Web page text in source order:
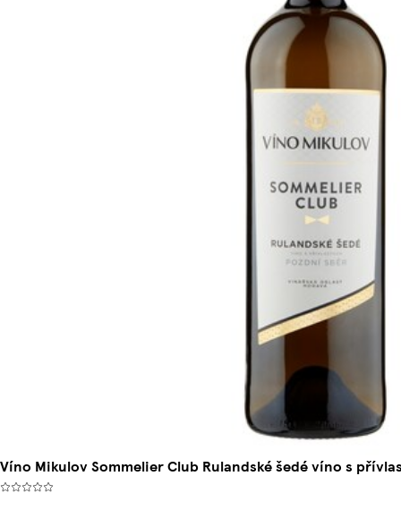
Víno Mikulov Sommelier Club Rulandské šedé víno s